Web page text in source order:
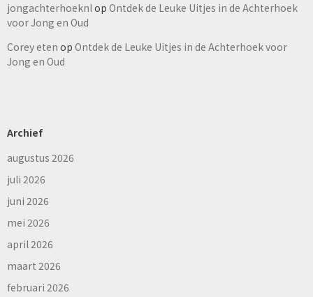
jongachterhoeknlop Ontdek de Leuke Uitjes in de Achterhoek
voor Jong en Oud
Corey eten op Ontdek de Leuke Uitjes in de Achterhoek voor
Jong en Oud
Archief
augustus 2026
juli 2026
juni 2026
mei 2026
april 2026
maart 2026
februari 2026